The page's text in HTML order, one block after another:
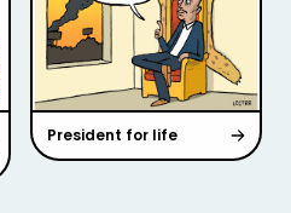
President for life